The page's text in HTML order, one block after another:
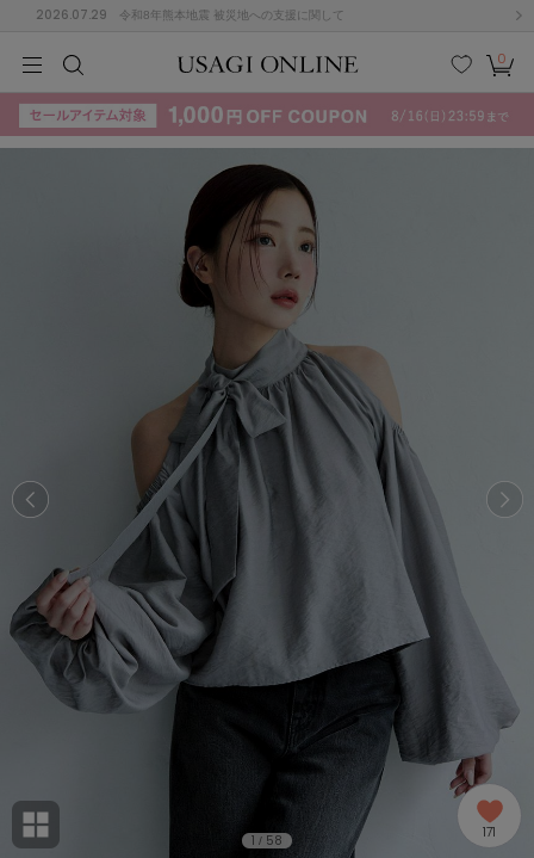
2026.07.29 令和8年熊本地震 被災地への支援に関して
検索
お気
に入
カー
ト
0
KIDSBABYBEAUTYLIFE STYLE
(715)
(2005)
ョン雑貨 (865)
KIDSBABYBEAUTYLIFE STYLE
E F G
L N
U
その
他
ACYM
アシーム
アディダス
adidas by Stella McCartney
アディダス バイ ステラマッカートニー
ALLISON BROWN
アリソンブラウン
Ame no chi Hare
アメノチハレ
1 / 58 171